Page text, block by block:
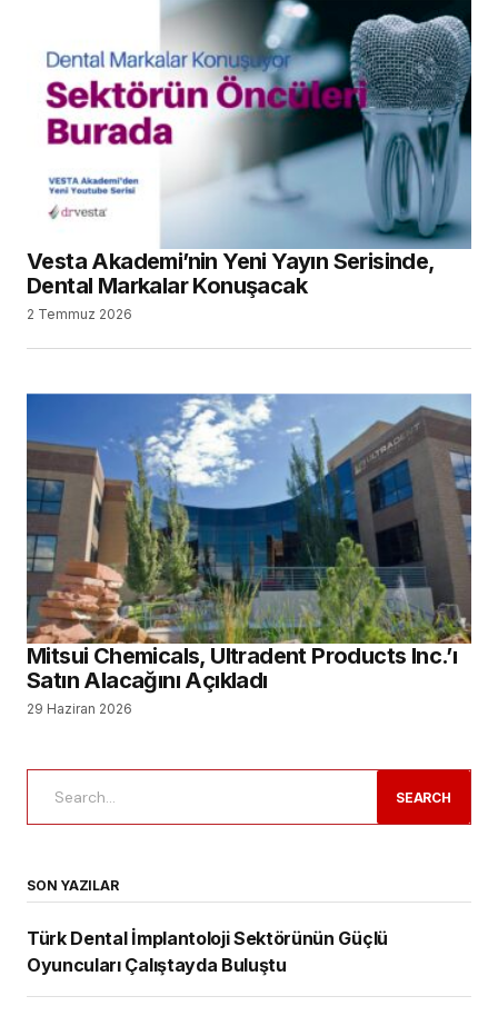
Vesta Akademi’nin Yeni Yayın Serisinde,
Dental Markalar Konuşacak
2 Temmuz 2026
Mitsui Chemicals, Ultradent Products Inc.’ı
Satın Alacağını Açıkladı
29 Haziran 2026
SEARCH
SON YAZILAR
Türk Dental İmplantoloji Sektörünün Güçlü
Oyuncuları Çalıştayda Buluştu